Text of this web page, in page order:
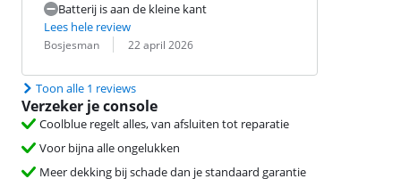
Batterij is aan de kleine kant
Lees hele review
Beoordeling door:
Bosjesman
Datum: 22 april 2026
Toon alle 1 reviews
Verzeker je console
Coolblue regelt alles, van afsluiten tot reparatie
Voor bijna alle ongelukken
Meer dekking bij schade dan je standaard garantie